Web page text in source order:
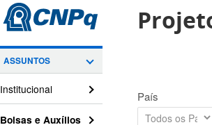
ASSUNTOS
Institucional
Bolsas e Auxílios
País